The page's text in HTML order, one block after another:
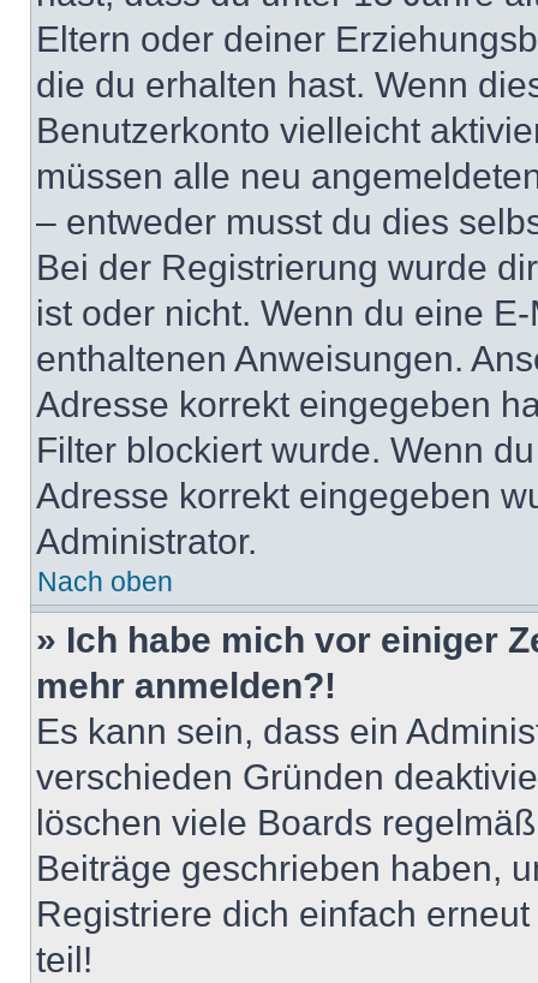
Eltern oder deiner
die du erhalten hast. Wenn
Benutzerkonto vielleicht
müssen alle neu
– entweder musst du dies
Bei der Registrierung wurde
ist oder nicht. Wenn du eine
enthaltenen Anweisungen.
Adresse korrekt eingegeben
Filter blockiert wurde. Wenn
Adresse korrekt eingegeben
Administrator.
Nach oben
» Ich habe mich vor einiger
mehr anmelden?!
Es kann sein, dass ein
verschieden Gründen
löschen viele Boards
Beiträge geschrieben haben,
Registriere dich einfach
teil!